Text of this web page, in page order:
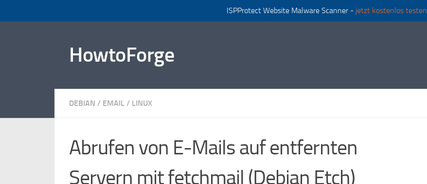
ISPProtect Website Malware Scanner - jetzt kostenlos testen
HowtoForge
DEBIAN / EMAIL / LINUX
Abrufen von E-Mails auf entfernten
Servern mit fetchmail (Debian Etch)